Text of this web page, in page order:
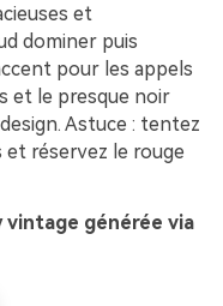
et
dominer puis
pour les appels
et le presque noir
Astuce : tentez
réservez le rouge
vintage générée via